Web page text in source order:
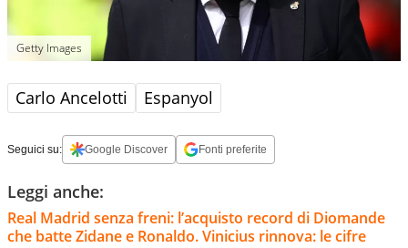
Getty Images
Carlo Ancelotti Espanyol
Seguici su: Google Discover Fonti preferite
Leggi anche:
Real Madrid senza freni: l’acquisto record di Diomande
che batte Zidane e Ronaldo. Vinicius rinnova: le cifre